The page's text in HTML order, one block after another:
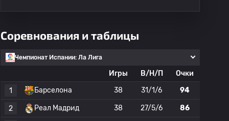
Соревнования и таблицы
Чемпионат Испании: Ла Лига
Игры В/Н/П
Очки
1
Барселона 38 31/1/6 94
2 Реал Мадрид 38 27/5/6 86